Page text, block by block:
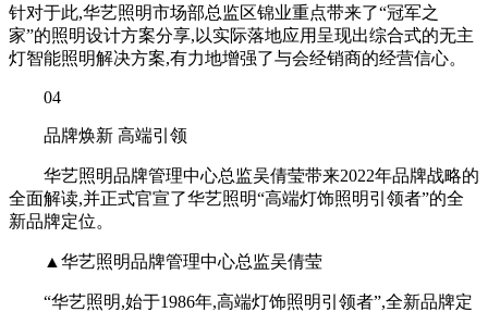
针对于此,华艺照明市场部总监区锦业重点带来了“冠军之
家”的照明设计方案分享,以实际落地应用呈现出综合式的无主
灯智能照明解决方案,有力地增强了与会经销商的经营信心。
04
品牌焕新 高端引领
华艺照明品牌管理中心总监吴倩莹带来2022年品牌战略的
全面解读,并正式官宣了华艺照明“高端灯饰照明引领者”的全
新品牌定位。
▲华艺照明品牌管理中心总监吴倩莹
“华艺照明,始于1986年,高端灯饰照明引领者”,全新品牌定